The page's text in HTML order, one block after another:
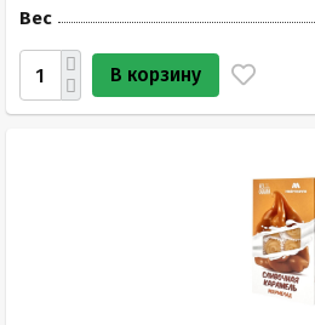
Вес
В корзину